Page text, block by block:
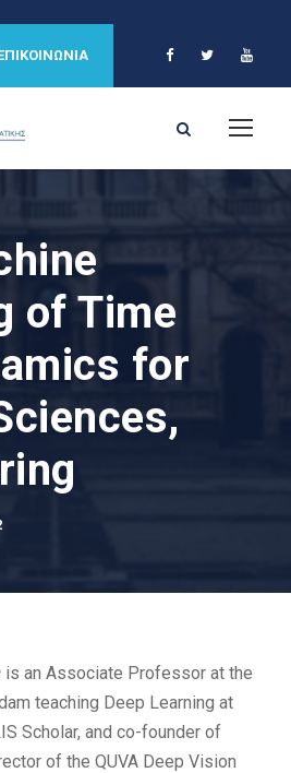
of Time
for
is an Associate Professor at the
teaching Deep Learning at
Scholar, and co-founder of
of the QUVA Deep Vision